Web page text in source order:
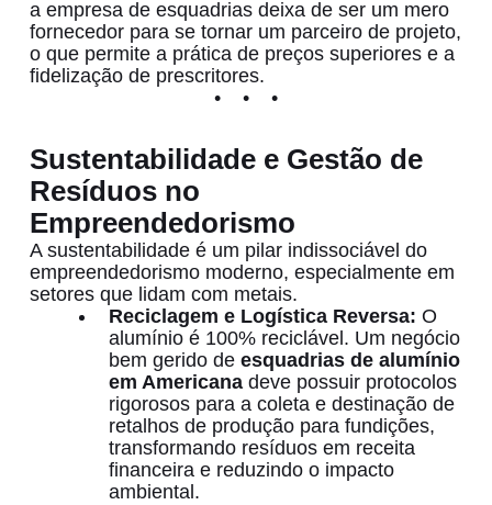
a empresa de esquadrias deixa de ser um mero
fornecedor para se tornar um parceiro de projeto,
o que permite a prática de preços superiores e a
fidelização de prescritores.
Sustentabilidade e Gestão de
Resíduos no
Empreendedorismo
A sustentabilidade é um pilar indissociável do
empreendedorismo moderno, especialmente em
setores que lidam com metais.
Reciclagem e Logística Reversa: O
alumínio é 100% reciclável. Um negócio
bem gerido de esquadrias de alumínio
em Americanadeve possuir protocolos
rigorosos para a coleta e destinação de
retalhos de produção para fundições,
transformando resíduos em receita
financeira e reduzindo o impacto
ambiental.